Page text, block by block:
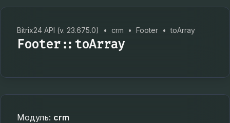
Bitrix24 API (v. 23.675.0) • crm • Footer • toArray
Footer::toArray
Модуль: crm